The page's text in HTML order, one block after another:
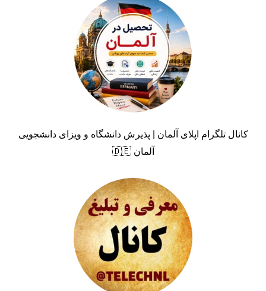
کانال تلگرام اپلای آلمان | پذیرش دانشگاه و ویزای دانشجویی
آلمان 🇩🇪